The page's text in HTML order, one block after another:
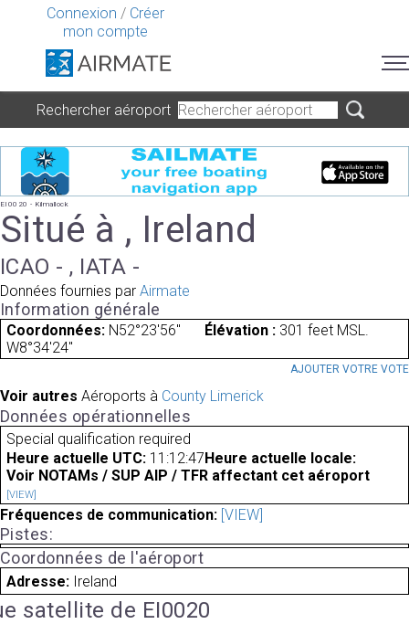
Connexion / Créer
mon compte
Rechercher aéroport
EI0020 - Kilmallock
Situé à , Ireland
ICAO - , IATA -
Données fournies par Airmate
Information générale
Coordonnées: N52°23'56"
W8°34'24"
Élévation : 301 feet MSL.
AJOUTER VOTRE VOTE
Voir autres Aéroports à County Limerick
Données opérationnelles
Special qualification required
Heure actuelle UTC: 11:12:47 Heure actuelle locale:
Voir NOTAMs / SUP AIP / TFR affectant cet aéroport
[VIEW]
Fréquences de communication: [VIEW]
Pistes:
Coordonnées de l'aéroport
Adresse: Ireland
satellite de EI0020